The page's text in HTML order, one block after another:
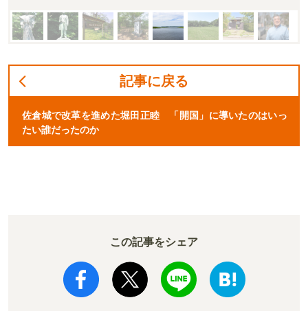
記事に戻る
佐倉城で改革を進めた堀田正睦 「開国」に導いたのはいっ
たい誰だったのか
この記事をシェア